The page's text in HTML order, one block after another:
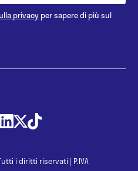
privacy per sapere di più sul
i diritti riservati | P.IVA